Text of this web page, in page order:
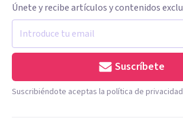
Únete y recibe artículos y contenidos
Suscríbete
Suscribiéndote aceptas la política de privacidad